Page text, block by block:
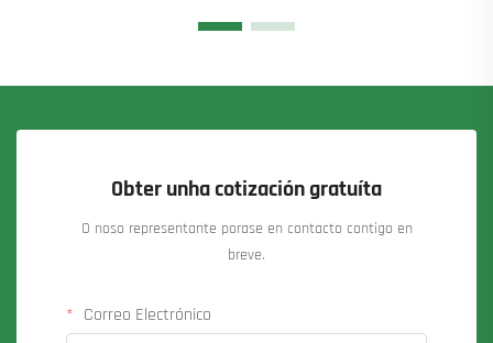
Obter unha cotización gratuíta
O noso representante porase en contacto contigo en
breve.
Correo Electrónico